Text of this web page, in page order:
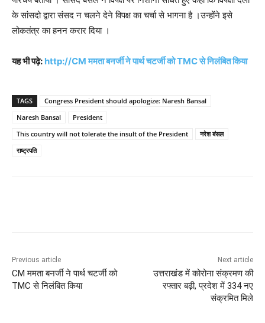
के सांसदो द्वारा संसद न चलने देने विपक्ष का चर्चा से भागना है ।उन्होंने इसे
लोकतंत्र का हनन करार दिया ।
यह भी पढ़े: http://CM ममता बनर्जी ने पार्थ चटर्जी को TMC से निलंबित किया
TAGS
Congress President should apologize: Naresh Bansal
Naresh Bansal
President
This country will not tolerate the insult of the President
नरेश बंसल
राष्ट्रपति
Previous article
CM ममता बनर्जी ने पार्थ चटर्जी को
TMC से निलंबित किया
Next article
उत्तराखंड में कोरोना संक्रमण की
रफ्तार बढ़ी, प्रदेश में 334 नए
संक्रमित मिले